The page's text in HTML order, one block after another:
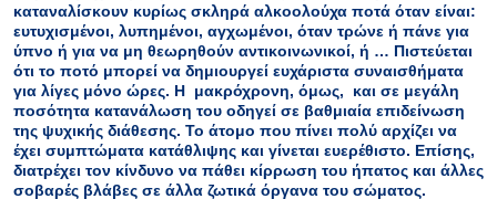
καταναλίσκουν κυρίως σκληρά αλκοολούχα ποτά όταν είναι:
ευτυχισμένοι, λυπημένοι, αγχωμένοι, όταν τρώνε ή πάνε για
ύπνο ή για να μη θεωρηθούν αντικοινωνικοί, ή … Πιστεύεται
ότι το ποτό μπορεί να δημιουργεί ευχάριστα συναισθήματα
για λίγες μόνο ώρες. Η μακρόχρονη, όμως, και σε μεγάλη
ποσότητα κατανάλωση του οδηγεί σε βαθμιαία επιδείνωση
της ψυχικής διάθεσης. Το άτομο που πίνει πολύ αρχίζει να
έχει συμπτώματα κατάθλιψης και γίνεται ευερέθιστο. Επίσης,
διατρέχει τον κίνδυνο να πάθει κίρρωση του ήπατος και άλλες
σοβαρές βλάβες σε άλλα ζωτικά όργανα του σώματος.